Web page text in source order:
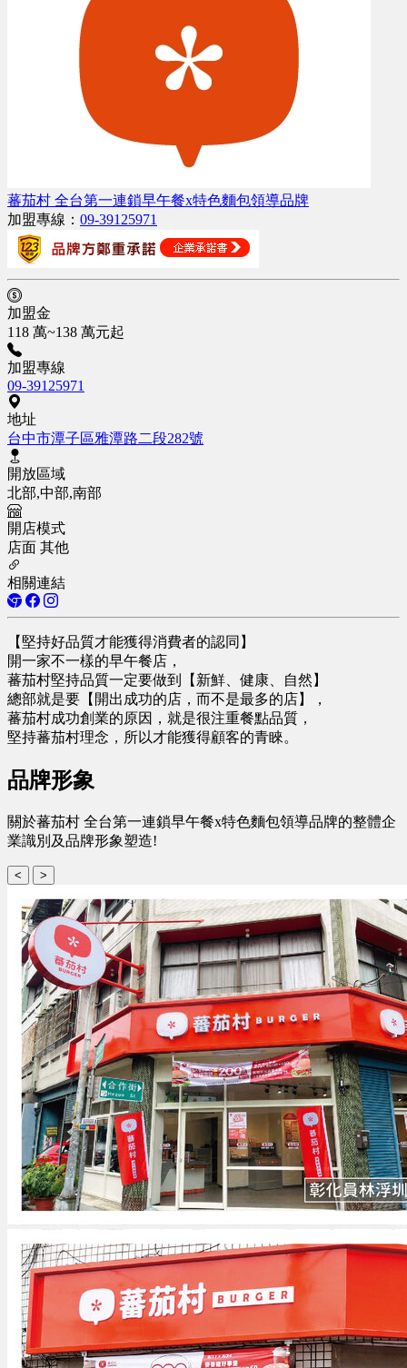
蕃茄村 全台第一連鎖早午餐x特色麵包領導品牌
加盟專線： 09-39125971
加盟金
118 萬~138 萬元起
加盟專線
09-39125971
地址
台中市潭子區雅潭路二段282號
開放區域
北部,中部,南部
開店模式
店面 其他
相關連結
【堅持好品質才能獲得消費者的認同】
開一家不一樣的早午餐店，
蕃茄村堅持品質一定要做到【新鮮、健康、自然】
總部就是要【開出成功的店，而不是最多的店】，
蕃茄村成功創業的原因，就是很注重餐點品質，
堅持蕃茄村理念，所以才能獲得顧客的青睞。
品牌形象
關於蕃茄村 全台第一連鎖早午餐x特色麵包領導品牌的整體企
業識別及品牌形象塑造!
< >